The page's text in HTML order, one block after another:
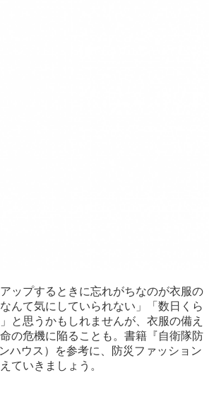
ップするときに忘れがちなのが衣服の
んて気にしていられない」「数日くら
と思うかもしれませんが、衣服の備え
の危機に陥ることも。書籍『自衛隊防
ハウス）を参考に、防災ファッション
ていきましょう。